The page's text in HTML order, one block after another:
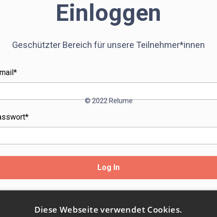
Einloggen
Geschützter Bereich für unsere Teilnehmer*innen
© 2022 Relume
Diese Webseite verwendet Cookies.